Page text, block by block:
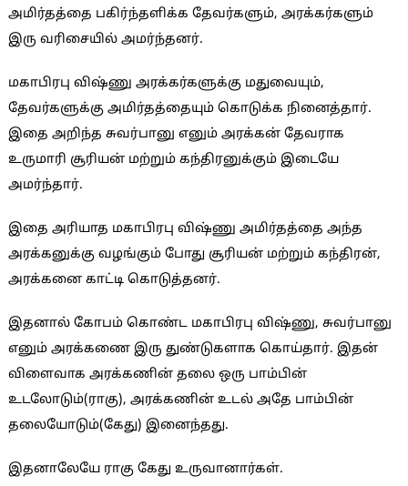
அமிர்தத்தை பகிர்ந்தளிக்க தேவர்களும், அரக்கர்களும்
இரு வரிசையில் அமர்ந்தனர்.
மகாபிரபு விஷ்ணு அரக்கர்களுக்கு மதுவையும்,
தேவர்களுக்கு அமிர்தத்தையும் கொடுக்க நினைத்தார்.
இதை அறிந்த சுவர்பானு எனும் அரக்கன் தேவராக
உருமாரி சூரியன் மற்றும் கந்திரனுக்கும் இடையே
அமர்ந்தார்.
இதை அரியாத மகாபிரபு விஷ்ணு அமிர்தத்தை அந்த
அரக்கனுக்கு வழங்கும் போது சூரியன் மற்றும் கந்திரன்,
அரக்கனை காட்டி கொடுத்தனர்.
இதனால் கோபம் கொண்ட மகாபிரபு விஷ்ணு, சுவர்பானு
எனும் அரக்கணை இரு துண்டுகளாக கொய்தார். இதன்
விளைவாக அரக்கணின் தலை ஒரு பாம்பின்
உடலோடும்(ராகு), அரக்கணின் உடல் அதே பாம்பின்
தலையோடும்(கேது) இனைந்தது.
இதனாலேயே ராகு கேது உருவானார்கள்.